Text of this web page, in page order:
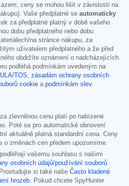
ceny se mohou lišit v závislosti na
Vaše předplatné se automaticky
za předplatné platný v době vašeho
dobu předplatného nebo dobu
na stránce nákupu, za
uživatelem předplatného a že před
obdržíte oznámení o nadcházejících
podléhá podmínkám uvedeným na
TOS, zásadám ochrany osobních
cookie a podmínkám slev.
zlevněnou cenu platí po nabízené
Poté se pro automatické obnovení
aktuálně platná standardní cena. Ceny
o změnách cen předem upozorníme.
vašemu souhlasu s našimi
osobních údajů/používání souborů
si také naše Často kladené
hrozeb. Pokud chcete SpyHunter